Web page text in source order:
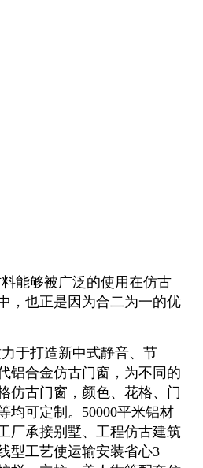
能够被广泛的使用在仿古
，也正是因为合二为一的优
于打造新中式静音、节
铝合金仿古门窗，为不同的
仿古门窗，颜色、花格、门
均可定制。50000平米铝材
厂承接别墅、工程仿古建筑
型工艺使运输安装省心3